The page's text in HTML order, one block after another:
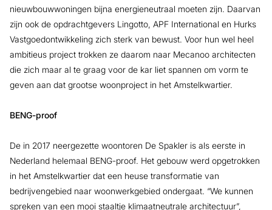
nieuwbouwwoningen bijna energieneutraal moeten zijn. Daarvan
zijn ook de opdrachtgevers Lingotto, APF International en Hurks
Vastgoedontwikkeling zich sterk van bewust. Voor hun wel heel
ambitieus project trokken ze daarom naar Mecanoo architecten
die zich maar al te graag voor de kar liet spannen om vorm te
geven aan dat grootse woonproject in het Amstelkwartier.
BENG-proof
De in 2017 neergezette woontoren De Spakler is als eerste in
Nederland helemaal BENG-proof. Het gebouw werd opgetrokken
in het Amstelkwartier dat een heuse transformatie van
bedrijvengebied naar woonwerkgebied ondergaat. “We kunnen
spreken van een mooi staaltje klimaatneutrale architectuur”,